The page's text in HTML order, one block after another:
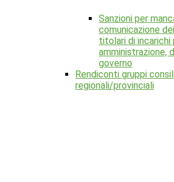
Sanzioni per
comunicazione
titolari di incarichi
amministrazione,
governo
Rendiconti gruppi
regionali/provinciali